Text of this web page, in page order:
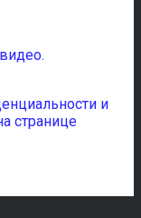
и
странице